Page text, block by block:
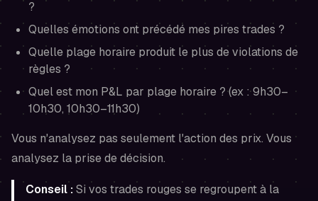
?
Quelles émotions ont précédé mes pires trades ?
Quelle plage horaire produit le plus de violations de
règles ?
Quel est mon P&L par plage horaire ? (ex : 9h30–
10h30, 10h30–11h30)
Vous n'analysez pas seulement l'action des prix. Vous
analysez la prise de décision.
Conseil :Si vos trades rouges se regroupent à la